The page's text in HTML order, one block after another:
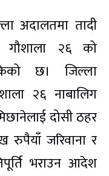
अदालतमा तादी
गौशाला २६ को
छ। जिल्ला
२६ नाबालिग
दोसी ठहर
रुपैयाँ जरिवाना र
भराउन आदेश